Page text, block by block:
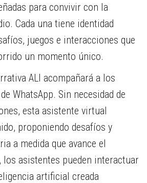
para convivir con la
Cada una tiene identidad
juegos e interacciones que
un momento único.
ALI acompañará a los
WhatsApp. Sin necesidad de
esta asistente virtual
proponiendo desafíos y
a medida que avance el
los asistentes pueden interactuar
artificial creada